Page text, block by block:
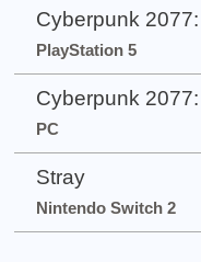
Cyberpunk
PlayStation 5
Cyberpunk
PC
Stray
Nintendo Switch 2